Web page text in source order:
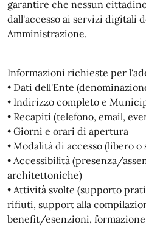
garantire che nessun
dall'accesso ai servizi digitali
Amministrazione.
Informazioni richieste per
• Dati dell'Ente
• Indirizzo completo e
• Recapiti (telefono, email,
• Giorni e orari di apertura
• Modalità di accesso (libero
• Accessibilità (presenza/
architettoniche)
• Attività svolte (supporto
rifiuti, support alla
benefit/esenzioni, formazione